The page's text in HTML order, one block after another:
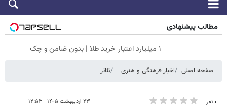
مطالب پیشنهادی
۱ میلیارد اعتبار خرید طلا | بدون ضامن و چک
صفحه اصلی اخبار فرهنگی و هنری تئاتر
۰ نفر ۲۳ اردیبهشت ۱۴۰۵ - ۱۲:۵۳